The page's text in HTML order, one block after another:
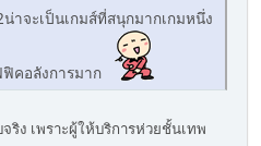
จะเป็นเกมส์ที่สนุกมากเกมหนึ่ง
คอลังการมาก
ริง เพราะผู้ให้บริการห่วยชั้นเทพ